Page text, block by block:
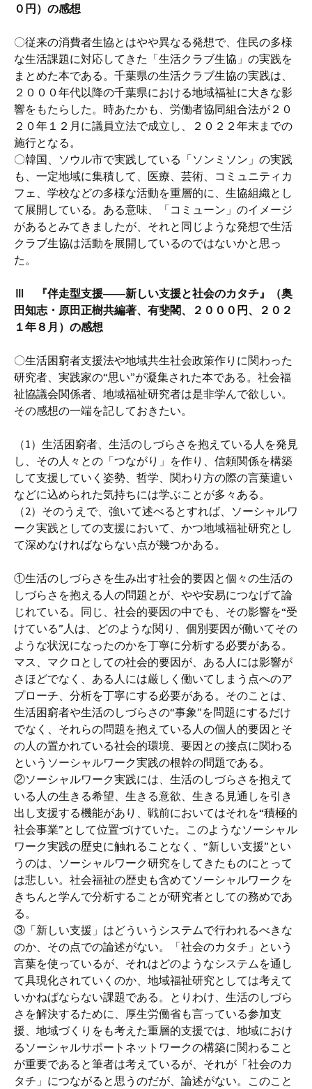
０円）の感想
〇従来の消費者生協とはやや異なる発想で、住民の多様
な生活課題に対応してきた「生活クラブ生協」の実践を
まとめた本である。千葉県の生活クラブ生協の実践は、
２０００年代以降の千葉県における地域福祉に大きな影
響をもたらした。時あたかも、労働者協同組合法が２０
２０年１２月に議員立法で成立し、２０２２年末までの
施行となる。
〇韓国、ソウル市で実践している「ソンミソン」の実践
も、一定地域に集積して、医療、芸術、コミュニティカ
フェ、学校などの多様な活動を重層的に、生協組織とし
て展開している。ある意味、「コミューン」のイメージ
があるとみてきましたが、それと同じような発想で生活
クラブ生協は活動を展開しているのではないかと思っ
た。
Ⅲ 『伴走型支援――新しい支援と社会のカタチ』（奥
田知志・原田正樹共編著、有斐閣、２０００円、２０２
１年８月）の感想
〇生活困窮者支援法や地域共生社会政策作りに関わった
研究者、実践家の“思い”が凝集された本である。社会福
祉協議会関係者、地域福祉研究者は是非学んで欲しい。
その感想の一端を記しておきたい。
（1）生活困窮者、生活のしづらさを抱えている人を発見
し、その人々との「つながり」を作り、信頼関係を構築
して支援していく姿勢、哲学、関わり方の際の言葉遣い
などに込められた気持ちには学ぶことが多々ある。
（2）そのうえで、強いて述べるとすれば、ソーシャルワ
ーク実践としての支援において、かつ地域福祉研究とし
て深めなければならない点が幾つかある。
①生活のしづらさを生み出す社会的要因と個々の生活の
しづらさを抱える人の問題とが、やや安易につなげて論
じれている。同じ、社会的要因の中でも、その影響を“受
けている”人は、どのような関り、個別要因が働いてその
ような状況になったのかを丁寧に分析する必要がある。
マス、マクロとしての社会的要因が、ある人には影響が
さほどでなく、ある人には厳しく働いてしまう点へのア
プローチ、分析を丁寧にする必要がある。そのことは、
生活困窮者や生活のしづらさの“事象”を問題にするだけ
でなく、それらの問題を抱えている人の個人的要因とそ
の人の置かれている社会的環境、要因との接点に関わる
というソーシャルワーク実践の根幹の問題である。
②ソーシャルワーク実践には、生活のしづらさを抱えて
いる人の生きる希望、生きる意欲、生きる見通しを引き
出し支援する機能があり、戦前においてはそれを“積極的
社会事業”として位置づけていた。このようなソーシャル
ワーク実践の歴史に触れることなく、“新しい支援”とい
うのは、ソーシャルワーク研究をしてきたものにとって
は悲しい。社会福祉の歴史も含めてソーシャルワークを
きちんと学んで分析することが研究者としての務めであ
る。
③「新しい支援」はどういうシステムで行われるべきな
のか、その点での論述がない。「社会のカタチ」という
言葉を使っているが、それはどのようなシステムを通し
て具現化されていくのか、地域福祉研究としては考えて
いかねばならない課題である。とりわけ、生活のしづら
さを解決するために、厚生労働省も言っている参加支
援、地域づくりをも考えた重層的支援では、地域におけ
るソーシャルサポートネットワークの構築に関わること
が重要であると筆者は考えているが、それが「社会のカ
タチ」につながると思うのだが、論述がない。このこと